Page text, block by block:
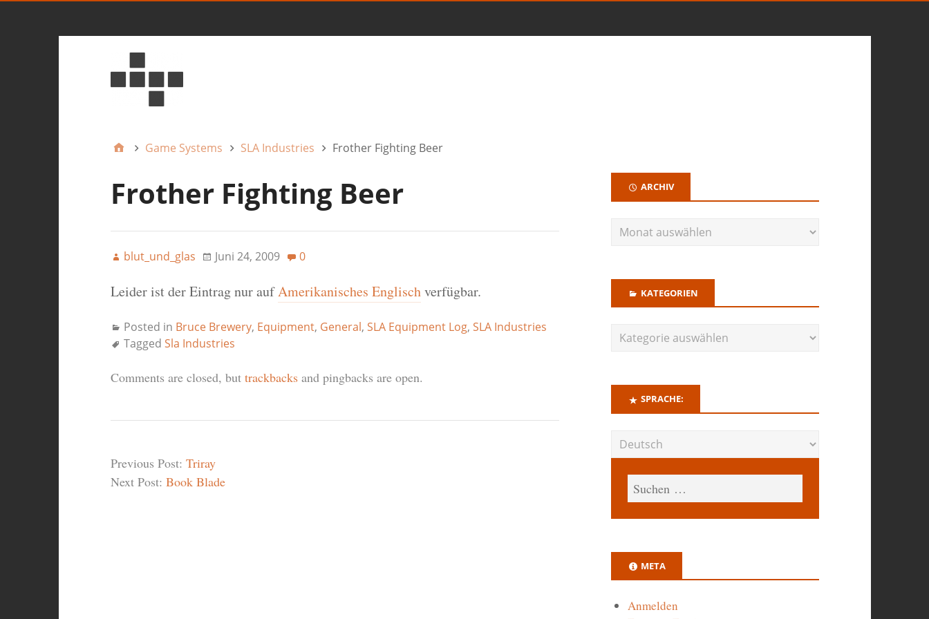
Game Systems SLA Industries Frother Fighting Beer
Frother Fighting Beer
blut_und_glas Juni 24, 2009 0
Leider ist der Eintrag nur aufAmerikanisches Englischverfügbar.
Posted in Bruce Brewery, Equipment, General, SLA Equipment Log, SLA Industries
Tagged Sla Industries
Comments are closed, but trackbacksand pingbacks are open.
Previous Post: Triray
Next Post: Book Blade
ARCHIV
KATEGORIEN
SPRACHE:
META
Anmelden